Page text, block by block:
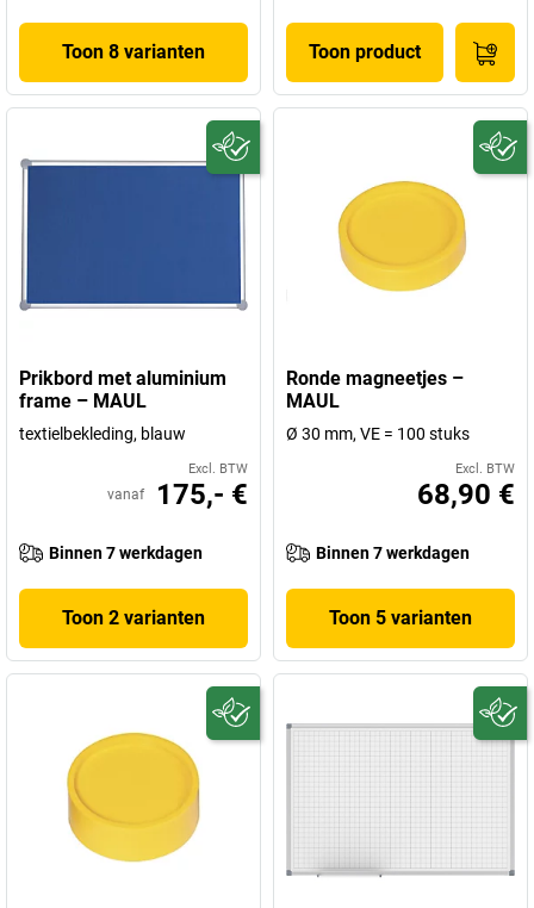
Toon 8 varianten Toon product
Prikbord met aluminium
frame – MAUL
textielbekleding, blauw
Excl. BTW
vanaf 175,- €
Binnen 7 werkdagen
Toon 2 varianten
Ronde magneetjes –
MAUL
Ø 30 mm, VE = 100 stuks
Excl. BTW
68,90 €
Binnen 7 werkdagen
Toon 5 varianten